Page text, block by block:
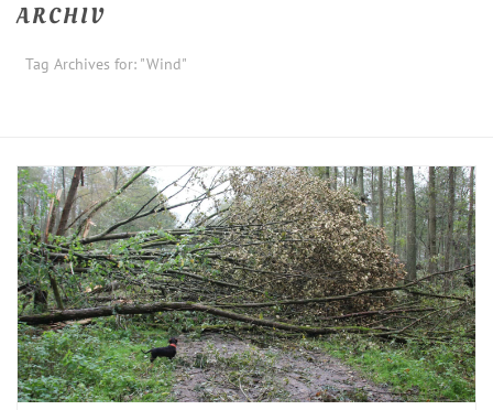
ARCHIV
Tag Archives for: "Wind"